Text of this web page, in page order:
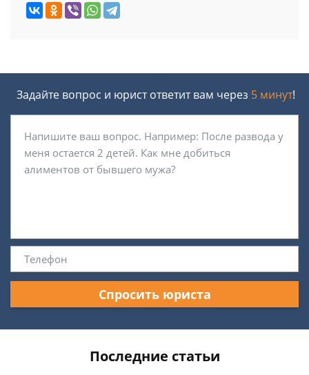
Задайте вопрос и юрист ответит вам через 5 минут!
Спросить юриста
Последние статьи